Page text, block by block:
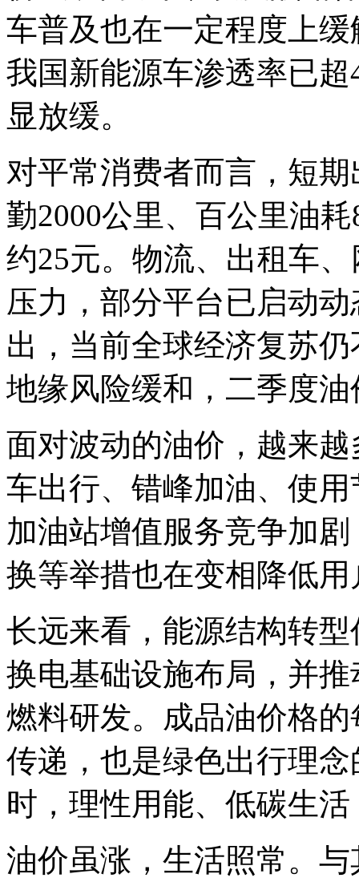
车普及也在一定程度上
我国新能源车渗透率已
显放缓。
对平常消费者而言，短
勤2000公里、百公里油
约25元。物流、出租车
压力，部分平台已启动
出，当前全球经济复苏
地缘风险缓和，二季度
面对波动的油价，越来
车出行、错峰加油、使
加油站增值服务竞争加
换等举措也在变相降低
长远来看，能源结构转
换电基础设施布局，并
燃料研发。成品油价格
传递，也是绿色出行理
时，理性用能、低碳生
油价虽涨，生活照常。